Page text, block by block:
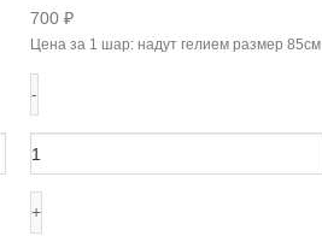
700 ₽
Цена за 1 шар: надут гелием размер 85см
товара
Фольгированный
шар
“Плюшевый